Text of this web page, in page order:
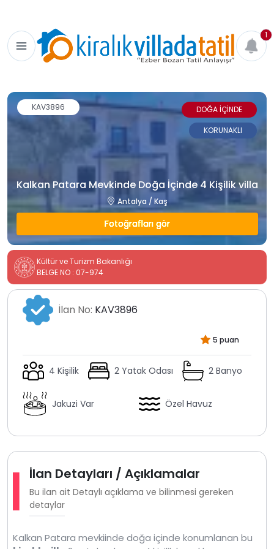
1
Kalkan Patara Mevkinde Doğa İçinde 4 Kişilik villa
Antalya / Kaş
Fotoğrafları gör
KAV3896
DOĞA İÇİNDE
KORUNAKLI
Kültür ve Turizm Bakanlığı
BELGE NO : 07-974
İlan No: KAV3896
5 puan
4 Kişilik 2 Yatak Odası 2 Banyo
Jakuzi Var Özel Havuz
İlan Detayları / Açıklamalar
Bu ilan ait Detaylı açıklama ve bilinmesi gereken
detaylar
Kalkan Patara mevkiinde doğa içinde konumlanan bu